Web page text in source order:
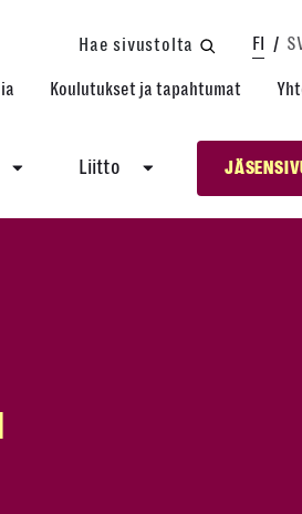
Hae sivustolta FI
Koulutukset ja tapahtumat
Liitto